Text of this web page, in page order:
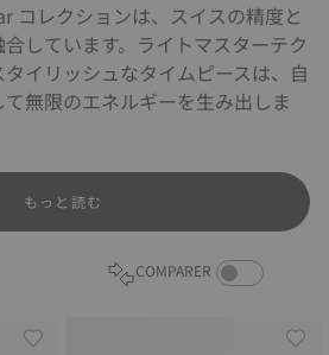
コレクションは、スイスの精度と
しています。ライトマスターテク
イリッシュなタイムピースは、自
無限のエネルギーを生み出しま
もっと読む
COMPARER COMPARE